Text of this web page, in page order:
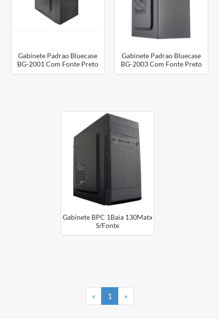
Gabinete Padrao Bluecase
BG-2001 Com Fonte Preto
Gabinete Padrao Bluecase
BG-2003 Com Fonte Preto
Gabinete BPC 1Baia 130Matx
S/Fonte
«Anterior
1 »Próximo